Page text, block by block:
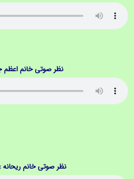
نظر صوتی خانم اعظم
نظر صوتی خانم ریحانه